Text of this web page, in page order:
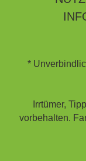
*
Irrtümer,
vorbehalten.